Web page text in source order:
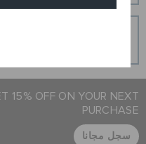
احصل على ما تحب
15% OFF ON YOUR NEXT
PURCHASE
سجل مجانا